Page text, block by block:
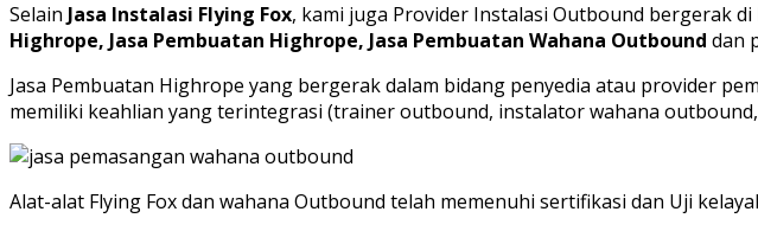
Selain Jasa Instalasi Flying Fox, kami juga Provider Instalasi Outbound bergerak
Highrope, Jasa Pembuatan Highrope, Jasa Pembuatan Wahana Outbound dan
Jasa Pembuatan Highrope yang bergerak dalam bidang penyedia atau provider
memiliki keahlian yang terintegrasi (trainer outbound, instalator wahana
Alat-alat Flying Fox dan wahana Outbound telah memenuhi sertifikasi dan Uji